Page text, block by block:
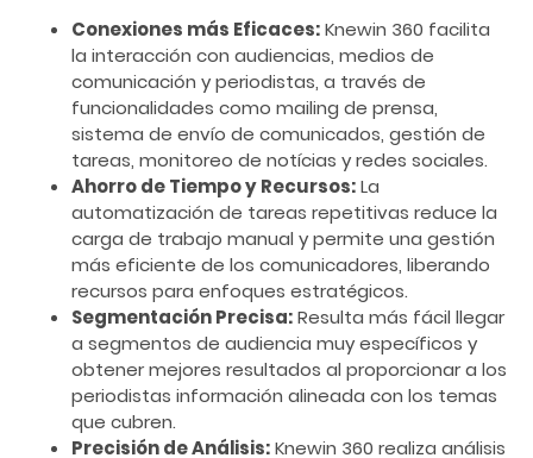
Conexiones más Eficaces:Knewin 360 facilita
la interacción con audiencias, medios de
comunicación y periodistas, a través de
funcionalidades como mailing de prensa,
sistema de envío de comunicados, gestión de
tareas, monitoreo de notícias y redes sociales.
Ahorro de Tiempo y Recursos:La
automatización de tareas repetitivas reduce la
carga de trabajo manual y permite una gestión
más eficiente de los comunicadores, liberando
recursos para enfoques estratégicos.
Segmentación Precisa:Resulta más fácil llegar
a segmentos de audiencia muy específicos y
obtener mejores resultados al proporcionar a los
periodistas información alineada con los temas
que cubren.
Precisión de Análisis:Knewin 360 realiza análisis